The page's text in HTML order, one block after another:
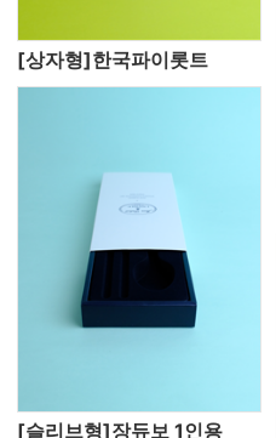
[상자형]한국파이롯트
[슬리브형]장듀보 1인용